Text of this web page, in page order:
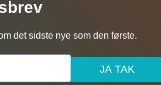
det sidste nye som den første.
JA TAK